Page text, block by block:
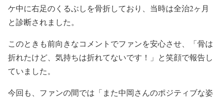
ケ中に右足のくるぶしを骨折しており、 当時は全治2ヶ月
と診断されました。
このときも前向きなコメントでファンを安心させ、「骨は
折れたけど、気持ちは折れてないです！」 と笑顔で報告し
ていました。
今回も、ファンの間では「また中岡さんのポジティブな姿